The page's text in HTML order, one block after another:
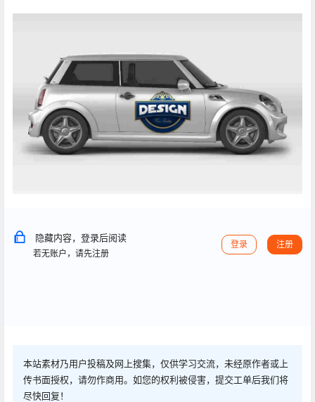
隐藏内容，登录后阅读
若无账户，请先注册
登录 注册
本站素材乃用户投稿及网上搜集，仅供学习交流，未经原作者或上
传书面授权，请勿作商用。如您的权利被侵害，提交工单后我们将
尽快回复！